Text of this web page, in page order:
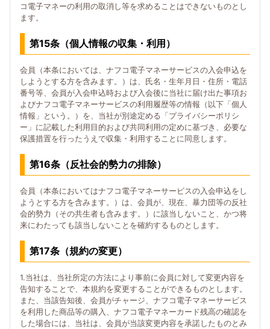
コ電子マネーの利用の取消し等を求めることはできないものとし
ます。
第15条（個人情報の収集・利用）
会員（本条においては、ナフコ電子マネーサービスの入会申込を
しようとする方を含みます。）は、氏名・生年月日・住所・電話
番号等、会員が入会申込時および入会後に当社に届け出た事項お
よびナフコ電子マネーサービスの利用履歴等の情報（以下「個人
情報」という。）を、当社が別途定める「プライバシーポリシ
ー」に記載した利用目的および共同利用の定めに基づき、必要な
保護措置を行ったうえで収集・利用することに同意します。
第16条（反社会的勢力の排除）
会員（本条においてはナフコ電子マネーサービスの入会申込をし
ようとする方を含みます。）は、会員が、現在、暴力団等の反社
会的勢力（その共生者も含みます。）に該当しないこと、かつ将
来にわたっても該当しないことを確約するものとします。
第17条（規約の変更）
1.当社は、当社所定の方法により事前に会員に対して変更内容を
告知することで、本規約を変更することができるものとします。
また、当該告知後、会員がチャージ、ナフコ電子マネーサービス
を利用した商品等の購入、ナフコ電子マネーカード残高の確認を
した場合には、当社は、会員が当該変更内容を承諾したものとみ